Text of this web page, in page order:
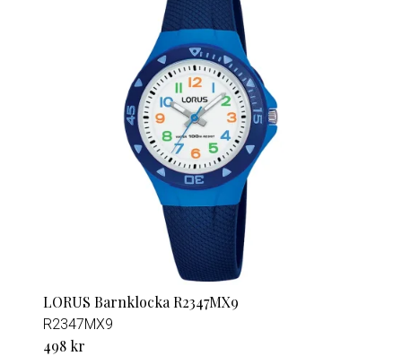
LORUS Barnklocka R2347MX9
R2347MX9
498 kr